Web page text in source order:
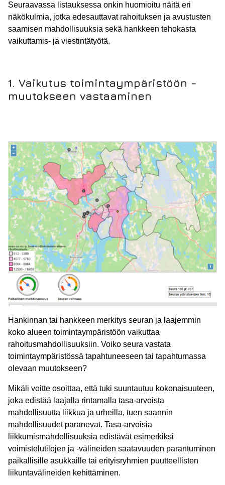
Seuraavassa listauksessa onkin huomioitu näitä eri
näkökulmia, jotka edesauttavat rahoituksen ja avustusten
saamisen mahdollisuuksia sekä hankkeen tehokasta
vaikuttamis- ja viestintätyötä.
1. Vaikutus toimintaympäristöön -
muutokseen vastaaminen
Hankinnan tai hankkeen merkitys seuran ja laajemmin
koko alueen toimintaympäristöön vaikuttaa
rahoitusmahdollisuuksiin. Voiko seura vastata
toimintaympäristössä tapahtuneeseen tai tapahtumassa
olevaan muutokseen?
Mikäli voitte osoittaa, että tuki suuntautuu kokonaisuuteen,
joka edistää laajalla rintamalla tasa-arvoista
mahdollisuutta liikkua ja urheilla, tuen saannin
mahdollisuudet paranevat. Tasa-arvoisia
liikkumismahdollisuuksia edistävät esimerkiksi
voimistelutilojen ja -välineiden saatavuuden parantuminen
paikallisille asukkaille tai erityisryhmien puutteellisten
liikuntavälineiden kehittäminen.